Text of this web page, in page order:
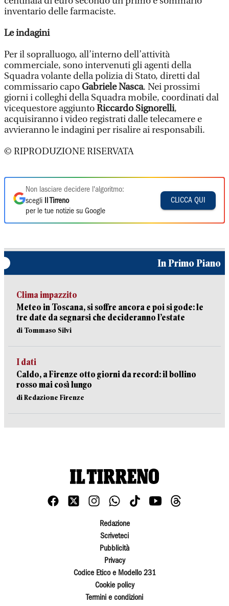
inventario delle farmaciste.
Le indagini
Per il sopralluogo, all’interno dell’attività
commerciale, sono intervenuti gli agenti della
Squadra volante della polizia di Stato, diretti dal
commissario capoGabriele Nasca. Nei prossimi
giorni i colleghi della Squadra mobile, coordinati dal
vicequestore aggiuntoRiccardo Signorelli,
acquisiranno i video registrati dalle telecamere e
avvieranno le indagini per risalire ai responsabili.
© RIPRODUZIONE RISERVATA
Non lasciare decidere l'algoritmo:
scegli
Il Tirreno
per le tue notizie su Google
CLICCA QUI
In Primo Piano
Clima impazzito
Meteo in Toscana, si soffre ancora e poi si gode: le
tre date da segnarsi che decideranno l’estate
di Tommaso Silvi
I dati
Caldo, a Firenze otto giorni da record: il bollino
rosso mai così lungo
di Redazione Firenze
Redazione
Scriveteci
Pubblicità
Privacy
Codice Etico e Modello 231
Cookie policy
Termini e condizioni